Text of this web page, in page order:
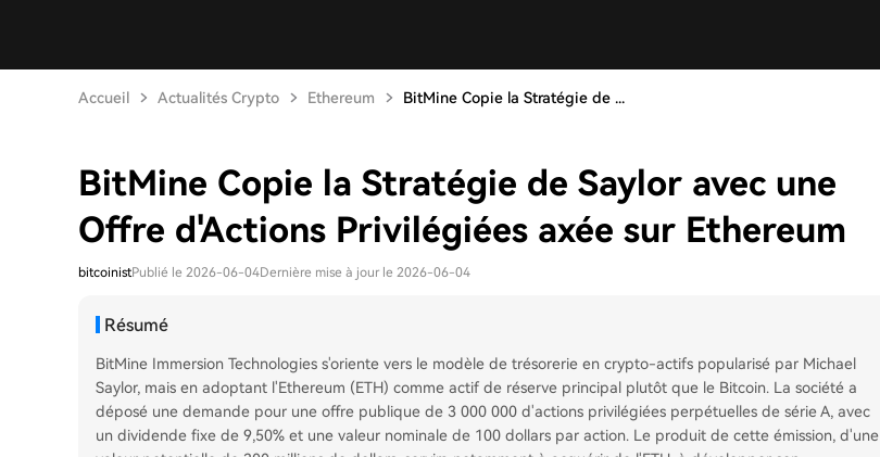
Accueil Actualités Crypto Ethereum BitMine Copie la Stratégie de ...
BitMine Copie la Stratégie de Saylor avec une
Offre d'Actions Privilégiées axée sur Ethereum
bitcoinistPublié le 2026-06-04Dernière mise à jour le 2026-06-04
Résumé
BitMine Immersion Technologies s'oriente vers le modèle de trésorerie en crypto-actifs popularisé par Michael
Saylor, mais en adoptant l'Ethereum (ETH) comme actif de réserve principal plutôt que le Bitcoin. La société a
déposé une demande pour une offre publique de 3 000 000 d'actions privilégiées perpétuelles de série A, avec
un dividende fixe de 9,50% et une valeur nominale de 100 dollars par action. Le produit de cette émission, d'une